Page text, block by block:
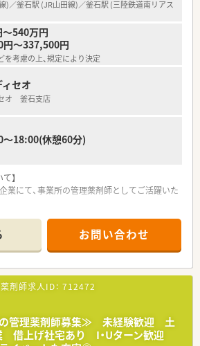
気】
安心してスタートできるよう、丁寧なサポート
す。
しており、社員が安心して働ける雰囲気の職場
行うための管理業務全般
生したことに対する対応
)／釜石駅 (JR山田線)／釜石駅 (三陸鉄道南リアス
540万円
～337,500円
を考慮の上、規定により決定
セオ
オ 釜石支店
18:00(休憩60分)
】
業にて、事業所の管理薬剤師としてご活躍いた
師経験のある方を募集します。
る人物像について】
のため、釜石の事業所で管理薬剤師として活躍
います。
理に責任感を持ち、真摯に取り組んでいただけ
他職種の社員と円滑に連携できるコミュニケ
る方。
お問い合わせ
薬剤師求人ID： 712472
の管理薬剤師募集≫ 未経験歓迎 土
借上げ社宅あり I・Uターン歓迎